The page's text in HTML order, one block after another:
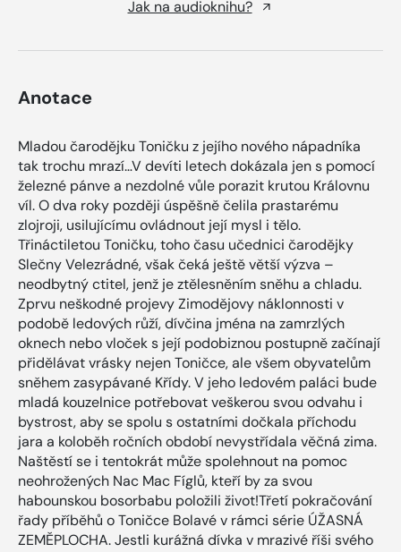
Jak na audioknihu?
Anotace
Mladou čarodějku Toničku z jejího nového nápadníka
tak trochu mrazí…V devíti letech dokázala jen s pomocí
železné pánve a nezdolné vůle porazit krutou Královnu
víl. O dva roky později úspěšně čelila prastarému
zlojroji, usilujícímu ovládnout její mysl i tělo.
Třináctiletou Toničku, toho času učednici čarodějky
Slečny Velezrádné, však čeká ještě větší výzva –
neodbytný ctitel, jenž je ztělesněním sněhu a chladu.
Zprvu neškodné projevy Zimodějovy náklonnosti v
podobě ledových růží, dívčina jména na zamrzlých
oknech nebo vloček s její podobiznou postupně začínají
přidělávat vrásky nejen Toničce, ale všem obyvatelům
sněhem zasypávané Křídy. V jeho ledovém paláci bude
mladá kouzelnice potřebovat veškerou svou odvahu i
bystrost, aby se spolu s ostatními dočkala příchodu
jara a koloběh ročních období nevystřídala věčná zima.
Naštěstí se i tentokrát může spolehnout na pomoc
neohrožených Nac Mac Fíglů, kteří by za svou
habounskou bosorbabu položili život!Třetí pokračování
řady příběhů o Toničce Bolavé v rámci série ÚŽASNÁ
ZEMĚPLOCHA. Jestli kurážná dívka v mrazivé říši svého